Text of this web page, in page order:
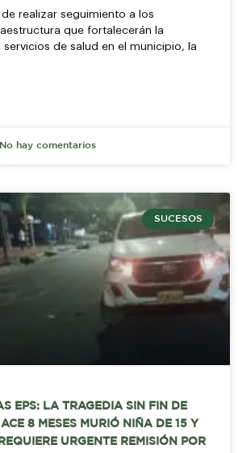
realizar seguimiento a los
que fortalecerán la
de salud en el municipio, la
No hay comentarios
SUCESOS
EPS: LA TRAGEDIA SIN FIN DE
8 MESES MURIÓ NIÑA DE 15 Y
URGENTE REMISIÓN POR